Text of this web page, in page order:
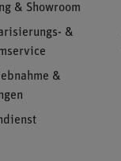
& Showroom
&
&